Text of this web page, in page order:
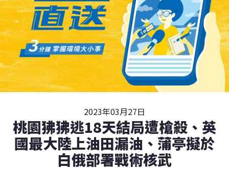
2023年03月27日
桃園狒狒逃18天結局遭槍殺、英
國最大陸上油田漏油、蒲亭擬於
白俄部署戰術核武